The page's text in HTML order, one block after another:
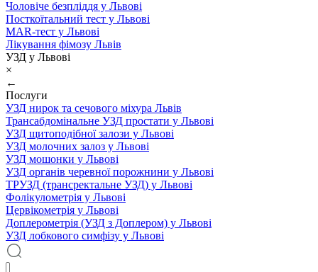
Чоловіче безпліддя у Львові
Посткоїтальний тест у Львові
MAR-тест у Львові
Лікування фімозу Львів
УЗД у Львові
×
←
Послуги
УЗД нирок та сечового міхура Львів
Трансабдомінальне УЗД простати у Львові
УЗД щитоподібної залози у Львові
УЗД молочних залоз у Львові
УЗД мошонки у Львові
УЗД органів черевної порожнини у Львові
ТРУЗД (трансректальне УЗД) у Львові
Фолікулометрія у Львові
Цервікометрія у Львові
Доплерометрія (УЗД з Доплером) у Львові
УЗД лобкового симфізу у Львові